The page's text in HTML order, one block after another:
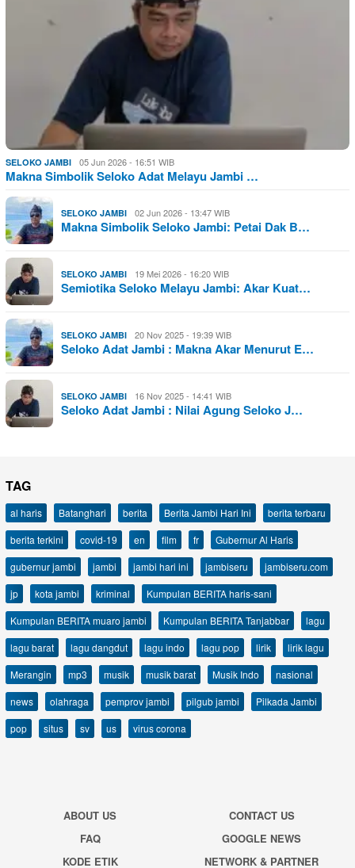
SELOKO JAMBI 05 Jun 2026 - 16:51 WIB
Makna Simbolik Seloko Adat Melayu Jambi …
SELOKO JAMBI 02 Jun 2026 - 13:47 WIB
Makna Simbolik Seloko Jambi: Petai Dak B…
SELOKO JAMBI 19 Mei 2026 - 16:20 WIB
Semiotika Seloko Melayu Jambi: Akar Kuat…
SELOKO JAMBI 20 Nov 2025 - 19:39 WIB
Seloko Adat Jambi : Makna Akar Menurut E…
SELOKO JAMBI 16 Nov 2025 - 14:41 WIB
Seloko Adat Jambi : Nilai Agung Seloko J…
TAG
al haris Batanghari berita Berita Jambi Hari Ini
berita terbaru
berita terkini
covid-19 en film fr
Gubernur Al Haris
gubernur jambi
jambi jambi hari ini jambiseru
jambiseru.com
jp
kota jambi kriminal
Kumpulan BERITA haris-sani
Kumpulan BERITA muaro jambi
Kumpulan BERITA Tanjabbar
lagu
lagu barat
lagu dangdut lagu indo lagu pop lirik
lirik lagu
Merangin
mp3 musik musik barat Musik Indo
nasional
news
olahraga pemprov jambi pilgub jambi
Pilkada Jambi
pop
situs sv us virus corona
ABOUT US
CONTACT US
FAQ
GOOGLE NEWS
KODE ETIK
NETWORK & PARTNER